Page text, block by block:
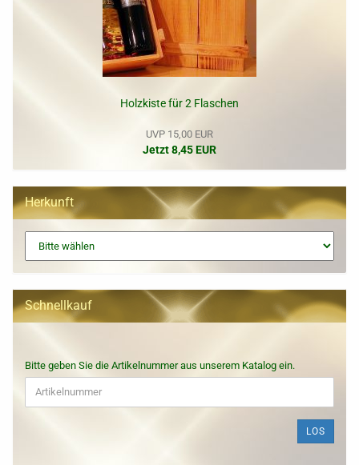
Holzkiste für 2 Flaschen
UVP 15,00 EUR
Jetzt 8,45 EUR
Herkunft
Schnellkauf
BITTE
GEBEN
SIE
DIE
Bitte geben Sie die Artikelnummer aus unserem Katalog ein.
LOS